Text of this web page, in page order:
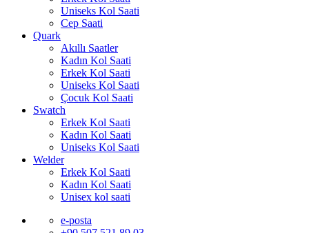
Uniseks Kol Saati
Cep Saati
Quark
Akıllı Saatler
Kadın Kol Saati
Erkek Kol Saati
Uniseks Kol Saati
Çocuk Kol Saati
Swatch
Erkek Kol Saati
Kadın Kol Saati
Uniseks Kol Saati
Welder
Erkek Kol Saati
Kadın Kol Saati
Unisex kol saati
e-posta